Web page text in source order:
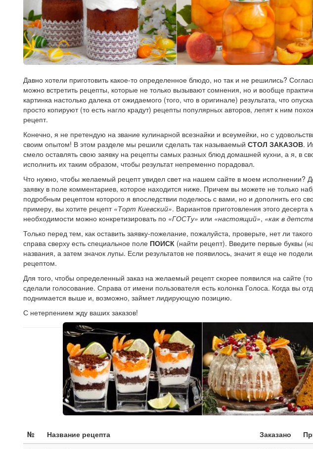
Давно хотели приготовить какое-то определенное блюдо, но так и не решились?
можно встретить рецепты, которые не только вызывают сомнения, но и вообще
картинка настолько далека от ожидаемого (того, что в оригинале) результата, что
просто копируют (то есть нагло крадут) рецепты популярных авторов, лепят к ним
рецепт.
Конечно, я не претендую на звание кулинарной всезнайки и всеумейки, но с
своим опытом! В этом разделе мы решили сделать так называемый СТОЛ ЗАКАЗОВ.
смело оставлять свою заявку на рецепты самых разных блюд домашней кухни, а я, в
исполнить их таким образом, чтобы результат непременно порадовал.
Что нужно, чтобы желаемый рецепт увидел свет на нашем сайте в моем исполнении?
заявку в поле комментариев, которое находится ниже. Причем вы можете не только
подробным рецептом которого я впоследствии поделюсь с вами, но и дополнить его
примеру, вы хотите рецепт «Торт Киевский». Вариантов приготовления этого десерта
необходимости можно конкретизировать по «ГОСТу» или «настоящий», «как в
Только перед тем, как оставить заявку-пожелание, пожалуйста, проверьте, нет ли
справа сверху есть специальное поле ПОИСК (найти рецепт). Введите первые буквы
названия, а затем значок лупы. Если результатов не появилось, значит я еще не
рецептом.
Для того, чтобы определенный заказ на желаемый рецепт скорее появился на сайте
сделали голосование. Справа от имени пользователя есть колонка Голоса. Когда вы
поднимается выше и, возможно, займет лидирующую позицию.
С нетерпением жду ваших заказов!
№ Название рецепта Заказано